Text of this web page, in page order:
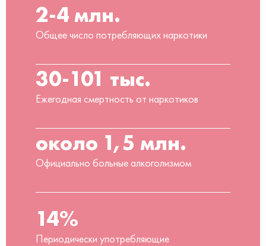
2-4 млн.
Общее число потребляющих наркотики
30-101 тыс.
Ежегодная смертность от наркотиков
около 1,5 млн.
Официально больные алкоголизмом
14%
Периодически употребляющие